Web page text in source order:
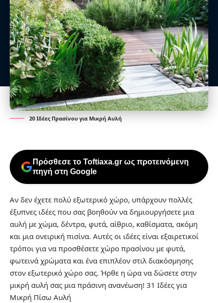
20 Ιδέες Πρασίνου για Μικρή Αυλή
Πρόσθεσε το Toftiaxa.gr ως προτεινόμενη
πηγή στη Google
Αν δεν έχετε πολύ εξωτερικό χώρο, υπάρχουν πολλές
έξυπνες ιδέες που σας βοηθούν να δημιουργήσετε μια
αυλή με χώμα, δέντρα, φυτά, αίθριο, καθίσματα, ακόμη
και μια ονειρική πισίνα. Αυτές οι ιδέες είναι εξαιρετικοί
τρόποι για να προσθέσετε χώρο πρασίνου με φυτά,
φωτεινά χρώματα και ένα επιπλέον στιλ διακόσμησης
στον εξωτερικό χώρο σας. Ήρθε η ώρα να δώσετε στην
μικρή αυλή σας μια πράσινη ανανέωση! 31 Ιδέες για
Μικρή Πίσω Αυλή